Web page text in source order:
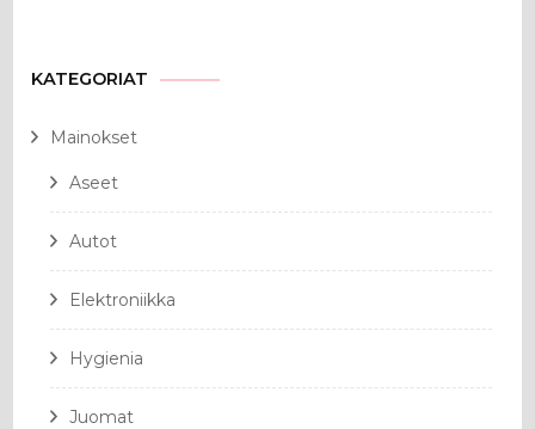
KATEGORIAT
Mainokset
Aseet
Autot
Elektroniikka
Hygienia
Juomat